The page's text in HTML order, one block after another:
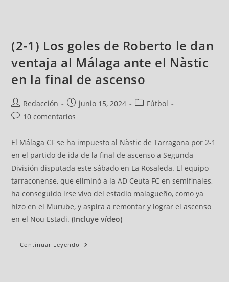
(2-1) Los goles de Roberto le dan
ventaja al Málaga ante el Nàstic
en la final de ascenso
Redacción junio 15, 2024
Fútbol
10 comentarios
El Málaga CF se ha impuesto al Nàstic de Tarragona por 2-1
en el partido de ida de la final de ascenso a Segunda
División disputada este sábado en La Rosaleda. El equipo
tarraconense, que eliminó a la AD Ceuta FC en semifinales,
ha conseguido irse vivo del estadio malagueño, como ya
hizo en el Murube, y aspira a remontar y lograr el ascenso
en el Nou Estadi.(Incluye vídeo)
Continuar Leyendo